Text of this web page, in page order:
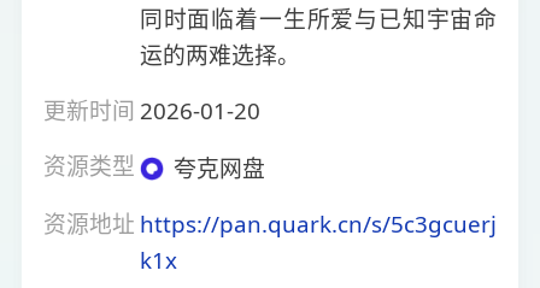
同时面临着一生所爱与已知宇宙命
运的两难选择。
更新时间 2026-01-20
资源类型
夸克网盘
资源地址 https://pan.quark.cn/s/5c3gcuerj
k1x